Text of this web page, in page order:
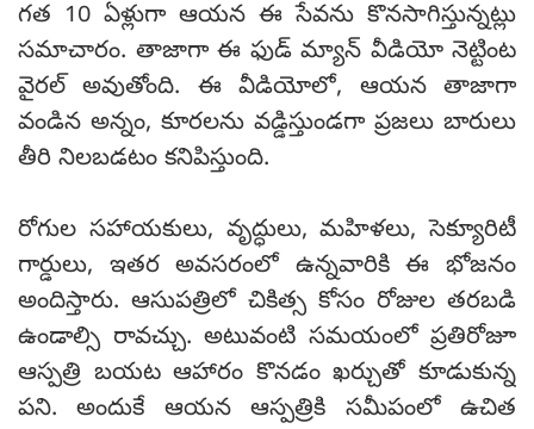
గత 10 ఏళ్లుగా ఆయన ఈ సేవను కొనసాగిస్తున్నట్లు
సమాచారం. తాజాగా ఈ ఫుడ్ మ్యాన్ వీడియో నెట్టింట
వైరల్ అవుతోంది. ఈ వీడియోలో, ఆయన తాజాగా
వండిన అన్నం, కూరలను వడ్డిస్తుండగా ప్రజలు బారులు
తీరి నిలబడటం కనిపిస్తుంది.
రోగుల సహాయకులు, వృద్ధులు, మహిళలు, సెక్యూరిటీ
గార్డులు, ఇతర అవసరంలో ఉన్నవారికి ఈ భోజనం
అందిస్తారు. ఆసుపత్రిలో చికిత్స కోసం రోజుల తరబడి
ఉండాల్సి రావచ్చు. అటువంటి సమయంలో ప్రతిరోజూ
ఆస్పత్రి బయట ఆహారం కొనడం ఖర్చుతో కూడుకున్న
పని. అందుకే ఆయన ఆస్పత్రికి సమీపంలో ఉచిత